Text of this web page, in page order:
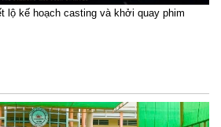
lộ kế hoạch casting và khởi quay phim